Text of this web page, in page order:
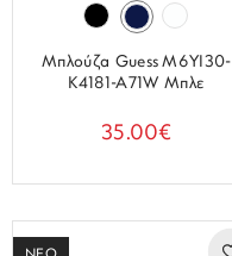
Μπλούζα Guess M6YI30-
K4181-A71W Μπλε
35.00€